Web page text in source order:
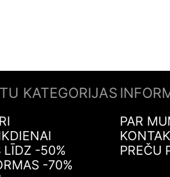
KATEGORIJAS
LĪDZ -50%
-70%
PAR
PREČU